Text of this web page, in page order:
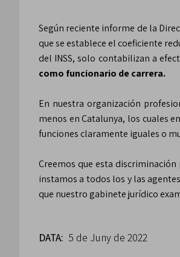
Según reciente informe de la
que se establece el coeficiente
del INSS, solo contabilizan a
como funcionario de carrera.
En nuestra organización
menos en Catalunya, los cuales
funciones claramente iguales o
Creemos que esta
instamos a todos los y las
que nuestro gabinete jurídico
DATA: 5 de Juny de 2022